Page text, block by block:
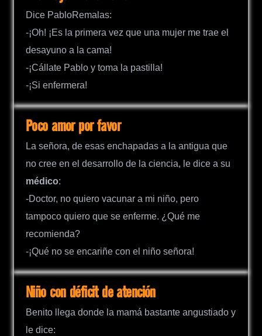
Dice PabloRemalas:
-¡Oh! ¡Es la primera vez que una mujer me trae el
desayuno a la cama!
-¡Cállate Pablo y toma la pastilla!
-¡Si enfermera!
Poco amor por favor
La señora, de esas enchapadas a la antigua que
no cree en el desarrollo de la ciencia, le dice a su
médico:
-Doctor, no quiero vacunar a mi niño, pero
tampoco quiero que se enferme. ¿Qué me
recomienda?
-¡Qué no se encariñe con el niño señora!
Niño con déficit de atención
Benito llega donde la mamá bastante angustiado y
le dice: